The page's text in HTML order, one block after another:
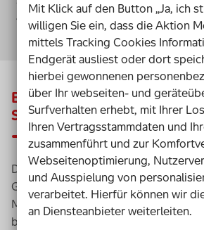
Kontakt
Barrierefreier Wohnraum
So funktioniert das Projekt
Das neue inklusive Wohnhaus wurde
Grundstück errichtet, mit dem eine
Mensch in ihrem Nachlass bedachte.
barrierefreien Gebäudes finanzierte
Mit Klick auf den Button „Ja, ich
willigen Sie ein, dass die Aktion
mittels Tracking Cookies
Endgerät ausliest oder dort
hierbei gewonnenen
über Ihr webseiten- und
Surfverhalten erhebt, mit Ihrer
Ihren Vertragsstammdaten und
zusammenführt und zur
Webseitenoptimierung,
und Ausspielung von
verarbeitet. Hierfür können wir
an Diensteanbieter weiterleiten.